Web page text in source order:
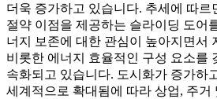
더욱 증가하고 있습니다. 추세에 따
절약 이점을 제공하는 슬라이딩 도어
너지 보존에 대한 관심이 높아지면서
비롯한 에너지 효율적인 구성 요소를
속화되고 있습니다. 도시화가 증가하
세계적으로 확대됨에 따라 상업, 주거